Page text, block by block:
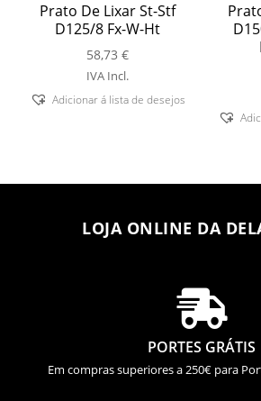
Prato De Lixar St-Stf
D125/8 Fx-W-Ht
58,73 €
IVA Incl.
Adicionar á lista de desejos
LOJA ONLINE DA

PORTES GRÁTIS
Em compras superiores a 250€ para